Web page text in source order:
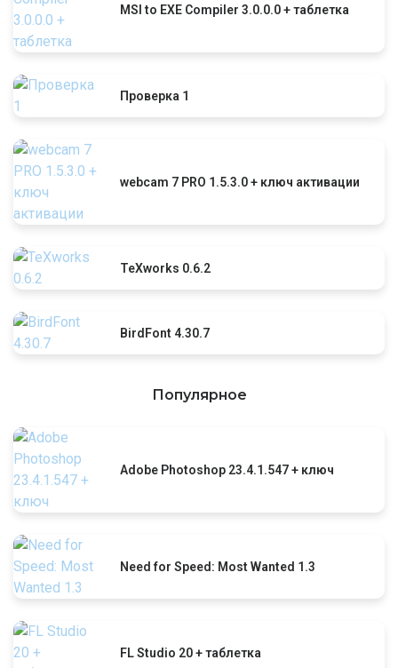
MSI to EXE Compiler 3.0.0.0 + таблетка
Проверка 1
webcam 7 PRO 1.5.3.0 + ключ активации
TeXworks 0.6.2
BirdFont 4.30.7
Популярное
Adobe Photoshop 23.4.1.547 + ключ
Need for Speed: Most Wanted 1.3
FL Studio 20 + таблетка